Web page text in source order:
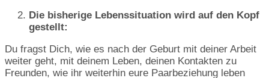
Die bisherige Lebenssituation wird auf den Kopf
gestellt:
Du fragst Dich, wie es nach der Geburt mit deiner Arbeit
weiter geht, mit deinem Leben, deinen Kontakten zu
Freunden, wie ihr weiterhin eure Paarbeziehung leben